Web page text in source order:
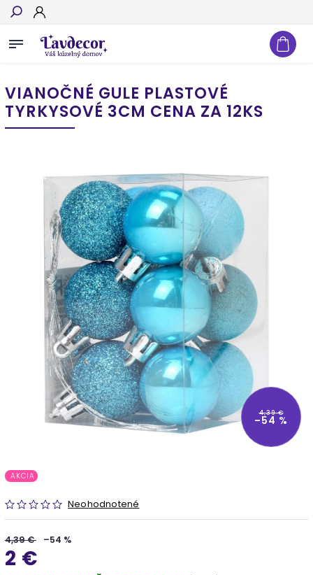
Hľadať
VIANOČNÉ GULE PLASTOVÉ
TYRKYSOVÉ 3CM CENA ZA 12KS
4,39 €
–54 %
AKCIA
Neohodnotené
4,39 € –54 %
2 €